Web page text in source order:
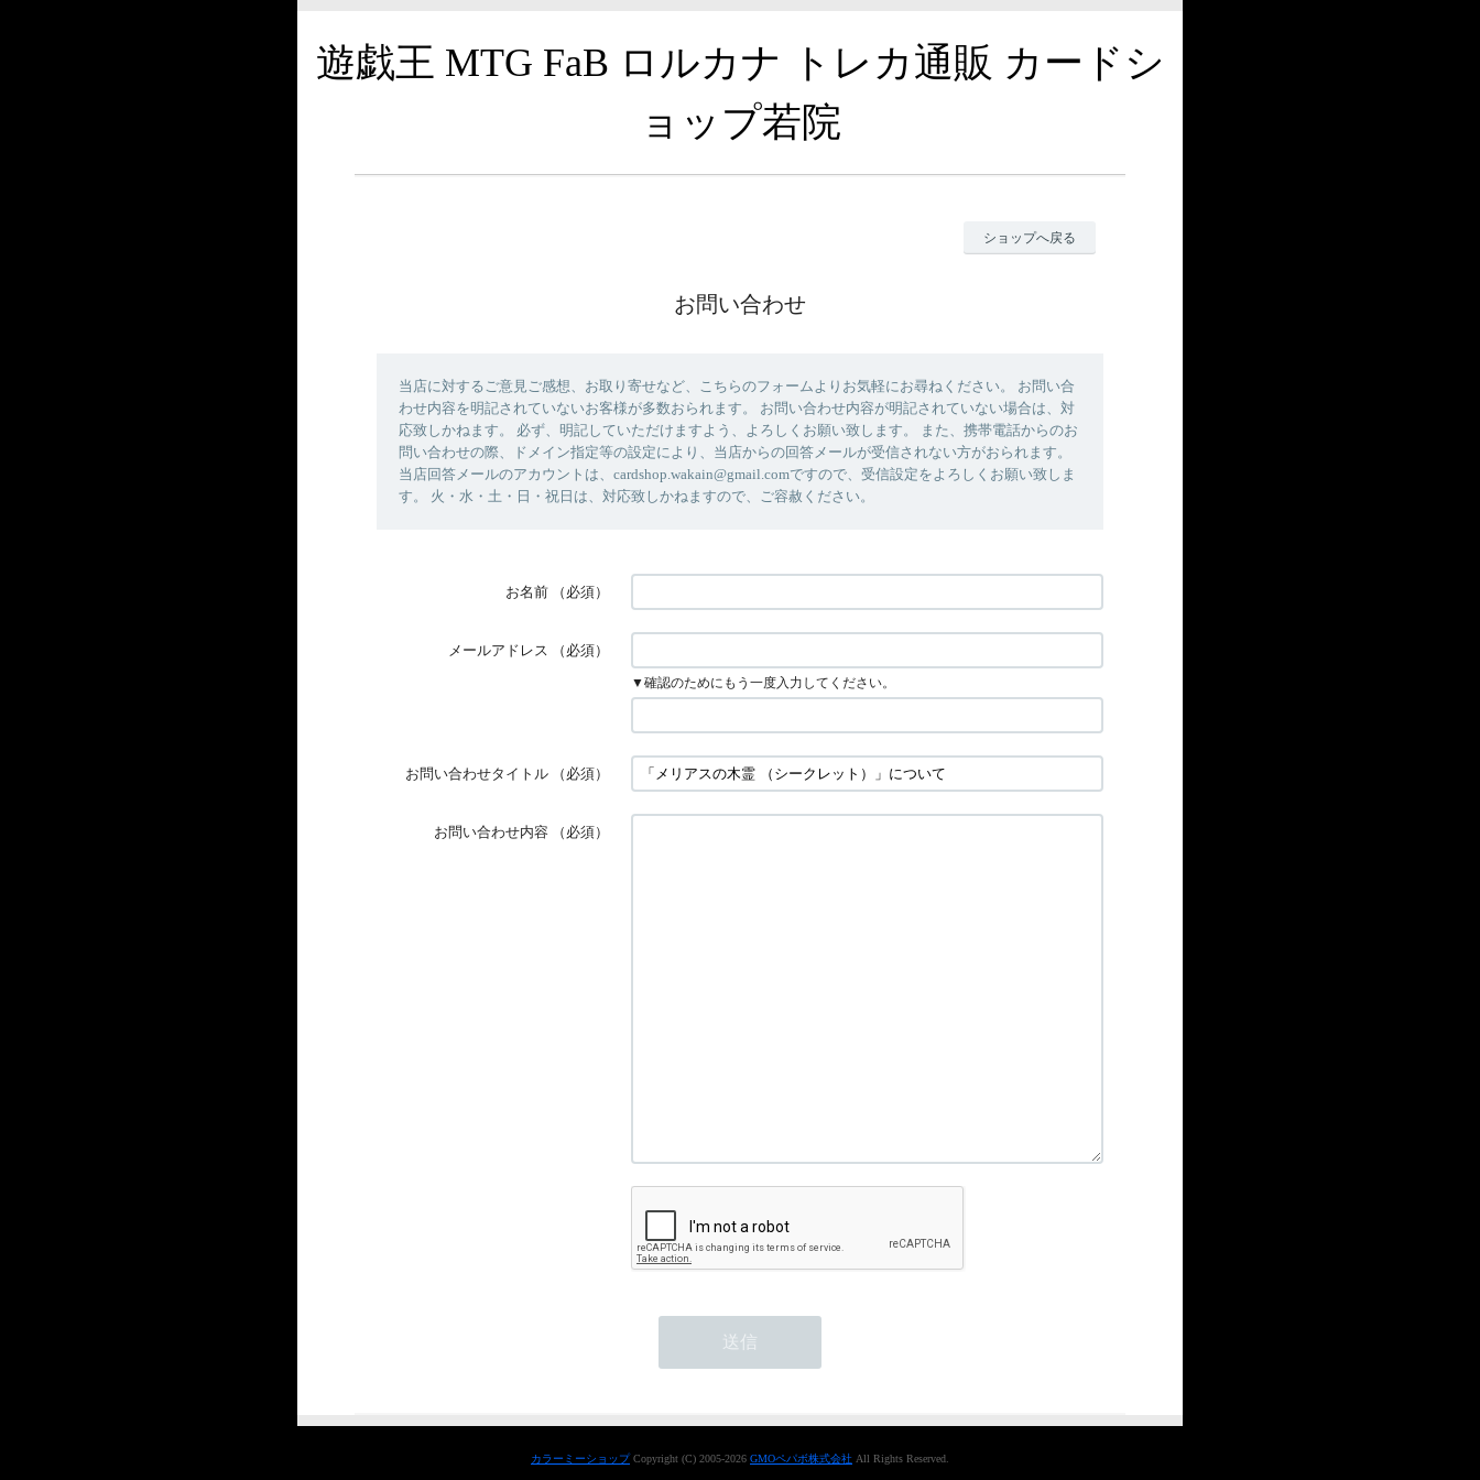
遊戯王 MTG FaB ロルカナ トレカ通販 カードシ
ョップ若院
ショップへ戻る
お問い合わせ
当店に対するご意見ご感想、お取り寄せなど、こちらのフォームよりお気軽にお尋ねください。 お問い合
わせ内容を明記されていないお客様が多数おられます。 お問い合わせ内容が明記されていない場合は、対
応致しかねます。 必ず、明記していただけますよう、よろしくお願い致します。 また、携帯電話からのお
問い合わせの際、ドメイン指定等の設定により、当店からの回答メールが受信されない方がおられます。
当店回答メールのアカウントは、cardshop.wakain@gmail.comですので、受信設定をよろしくお願い致しま
す。 火・水・土・日・祝日は、対応致しかねますので、ご容赦ください。
お名前 （必須）
メールアドレス （必須）
▼確認のためにもう一度入力してください。
お問い合わせタイトル （必須）
お問い合わせ内容 （必須）
カラーミーショップCopyright (C) 2005-2026 GMOペパボ株式会社 All Rights Reserved.